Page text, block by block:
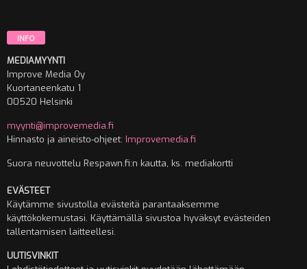
INFO
MEDIAMYYNTI
Improve Media Oy
Kuortaneenkatu 1
00520 Helsinki
myynti@improvemedia.fi
Hinnasto ja aineisto-ohjeet: Improvemedia.fi
Suora neuvottelu Respawn.fi:n kautta, ks. mediakortti
EVÄSTEET
Käytämme sivustolla evästeitä parantaaksemme
käyttökokemustasi. Käyttämällä sivustoa hyväksyt evästeiden
tallentamisen laitteellesi.
UUTISVINKIT